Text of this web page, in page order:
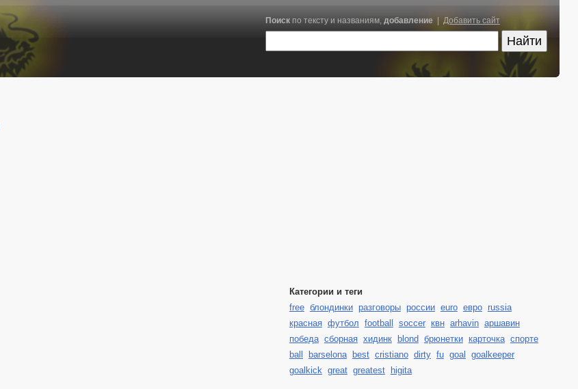
Поискпо тексту и названиям, добавление| Добавить сайт
Категории и теги
free блондинки разговоры россии euro евро russia
красная футбол football soccer квн arhavin аршавин
победа сборная хидинк blond брюнетки карточка спорте
ball
barselona best cristiano dirty fu goal
goalkeeper
goalkick great greatest higita